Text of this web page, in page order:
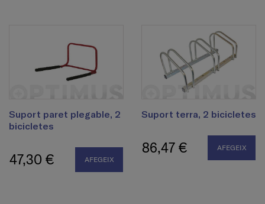
Suport paret plegable, 2
bicicletes
47,30 € AFEGEIX
Suport terra, 2 bicicletes
86,47 € AFEGEIX